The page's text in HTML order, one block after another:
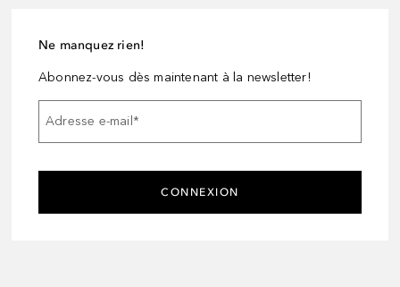
Ne manquez rien!
Abonnez-vous dès maintenant à la newsletter!
Adresse e-mail*
CONNEXION